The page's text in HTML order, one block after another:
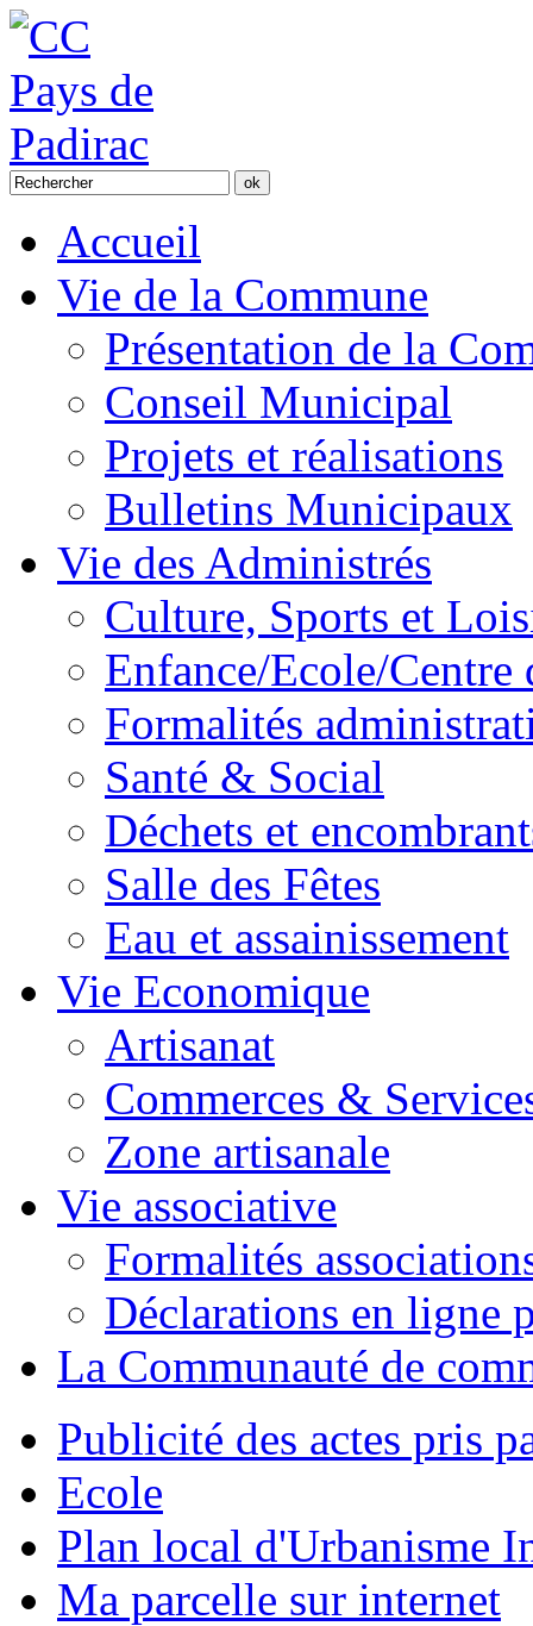
Accueil
Vie de la Commune
Présentation de la
Conseil Municipal
Projets et réalisations
Bulletins Municipaux
Vie des Administrés
Culture, Sports et
Enfance/Ecole/Centre
Formalités
Santé & Social
Déchets et
Salle des Fêtes
Eau et assainissement
Vie Economique
Artisanat
Commerces &
Zone artisanale
Vie associative
Formalités
Déclarations en ligne
La Communauté de
Publicité des actes pris
Ecole
Plan local d'Urbanisme
Ma parcelle sur internet